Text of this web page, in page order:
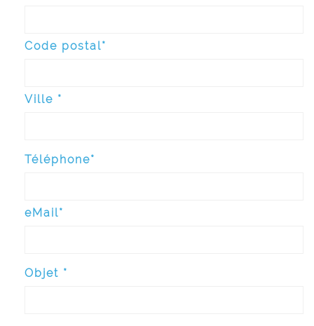
Code postal*
Ville *
Téléphone*
eMail*
Objet *